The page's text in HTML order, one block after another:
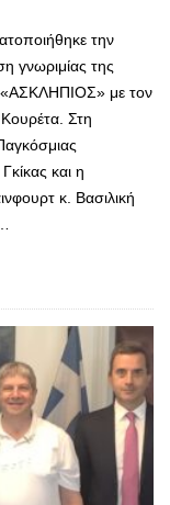
την
γνωριμίας της
με τον
Στη
και η
κ. Βασιλική